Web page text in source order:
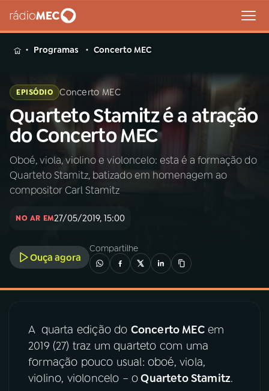
MENU
Buscar
na
Rádio
MEC
Buscar
Início AO VIVO
01INÍCIO
02A RÁDIO
04PROGRAMAS
05PODCASTS
Programas Concerto MEC
EPISÓDIO Concerto MEC
Quarteto Stamitz é a atração
do Concerto MEC
Oboé, viola, violino e violoncelo: esta é a formação do
Quarteto Stamitz, batizado em homenagem ao
compositor Carl Stamitz
NO AR EM27/05/2019, 15:00
Ouça agora
Compartilhe
A quarta edição do Concerto MECem
2019 (27) traz um quarteto com uma
formação pouco usual: oboé, viola,
violino, violoncelo – oQuarteto Stamitz.